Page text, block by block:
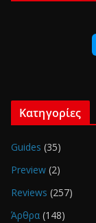
Κατηγορίες
Guides (35)
Preview (2)
Reviews (257)
Άρθρα (148)